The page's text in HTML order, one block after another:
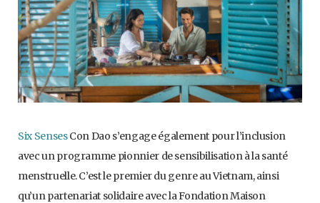
Six SensesCon Dao s’engage également pour l’inclusion
avec un programme pionnier de sensibilisation à la santé
menstruelle. C’est le premier du genre au Vietnam, ainsi
qu’un partenariat solidaire avec la Fondation Maison